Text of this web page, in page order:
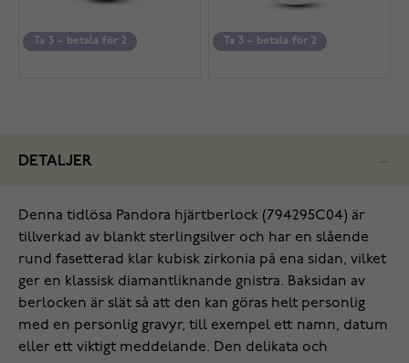
Ta 3 – betala för 2 Ta 3 – betala för 2
DETALJER
Denna tidlösa Pandora hjärtberlock (794295C04) är
tillverkad av blankt sterlingsilver och har en slående
rund fasetterad klar kubisk zirkonia på ena sidan, vilket
ger en klassisk diamantliknande gnistra. Baksidan av
berlocken är slät så att den kan göras helt personlig
med en personlig gravyr, till exempel ett namn, datum
eller ett viktigt meddelande. Den delikata och